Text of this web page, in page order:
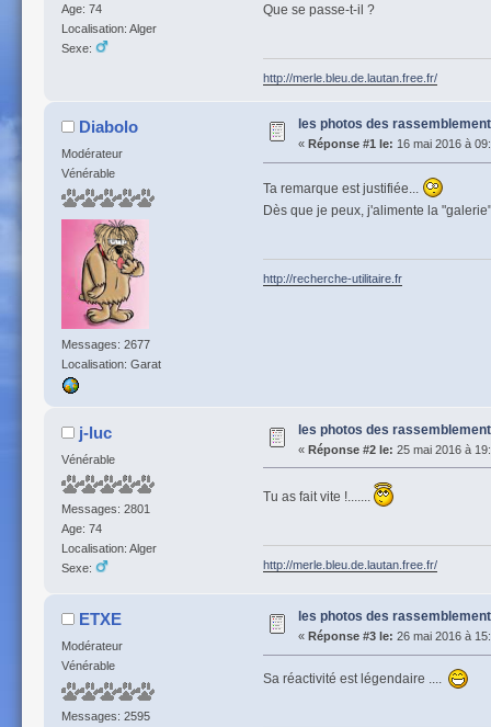
Age: 74
Localisation: Alger
Sexe:
Que se passe-t-il ?
http://merle.bleu.de.lautan.free.fr/
Diabolo
Modérateur
Vénérable
Messages: 2677
Localisation: Garat
les photos des
« Réponse #1 le: 16 mai 2016 à
Ta remarque est justifiée...
Dès que je peux, j'alimente la
http://recherche-utilitaire.fr
j-luc
Vénérable
Messages: 2801
Age: 74
Localisation: Alger
Sexe:
les photos des
« Réponse #2 le: 25 mai 2016 à
Tu as fait vite !.......
http://merle.bleu.de.lautan.free.fr/
ETXE
Modérateur
Vénérable
Messages: 2595
les photos des
« Réponse #3 le: 26 mai 2016 à
Sa réactivité est légendaire ....